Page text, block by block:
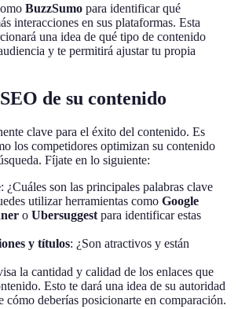
BuzzSumo para identificar qué
interacciones en sus plataformas. Esta
una idea de qué tipo de contenido
y te permitirá ajustar tu propia
de su contenido
clave para el éxito del contenido. Es
los competidores optimizan su contenido
Fíjate en lo siguiente:
: ¿Cuáles son las principales palabras clave
utilizar herramientas como Google
o Ubersuggest para identificar estas
y títulos: ¿Son atractivos y están
la cantidad y calidad de los enlaces que
Esto te dará una idea de su autoridad
cómo deberías posicionarte en comparación.